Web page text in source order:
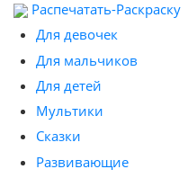
Распечатать-Раскраску
Для девочек
Для мальчиков
Для детей
Мультики
Сказки
Развивающие